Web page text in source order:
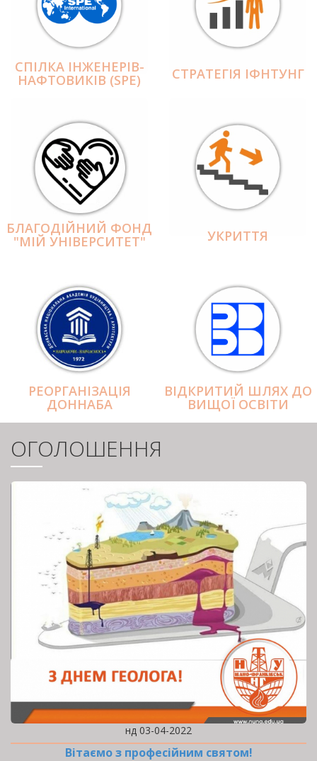
СПІЛКА ІНЖЕНЕРІВ-
НАФТОВИКІВ (SPE) СТРАТЕГІЯ ІФНТУНГ
БЛАГОДІЙНИЙ ФОНД
"МІЙ УНІВЕРСИТЕТ" УКРИТТЯ
РЕОРГАНІЗАЦІЯ
ДОННАБА
ВІДКРИТИЙ ШЛЯХ ДО
ВИЩОЇ ОСВІТИ
ОГОЛОШЕННЯ
нд 03-04-2022
Вітаємо з професійним святом!